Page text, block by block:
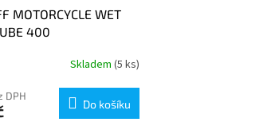
MOTORCYCLE WET
400
Skladem (5 ks)
DPH
Do košíku